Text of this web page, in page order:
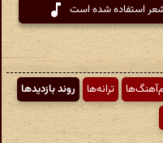
شعر استفاده شده است
ترانه‌ها
روند بازدیدها